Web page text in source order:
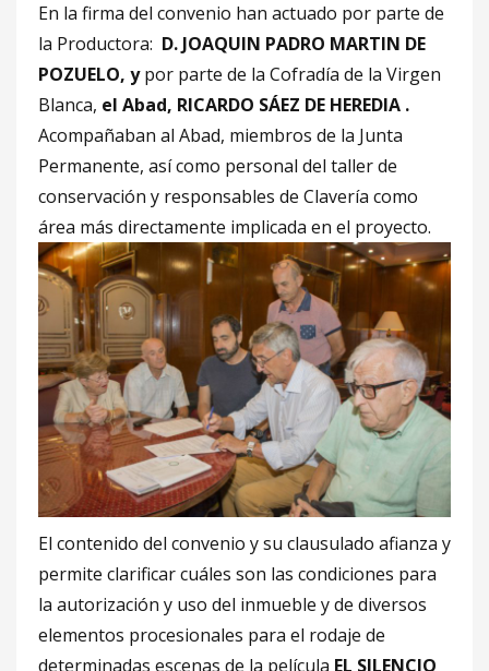
En la firma del convenio han actuado por parte de
la Productora: D. JOAQUIN PADRO MARTIN DE
POZUELO, ypor parte de la Cofradía de la Virgen
Blanca, el Abad, RICARDO SÁEZ DE HEREDIA .
Acompañaban al Abad, miembros de la Junta
Permanente, así como personal del taller de
conservación y responsables de Clavería como
área más directamente implicada en el proyecto.
El contenido del convenio y su clausulado afianza y
permite clarificar cuáles son las condiciones para
la autorización y uso del inmueble y de diversos
elementos procesionales para el rodaje de
determinadas escenas de la película EL SILENCIO